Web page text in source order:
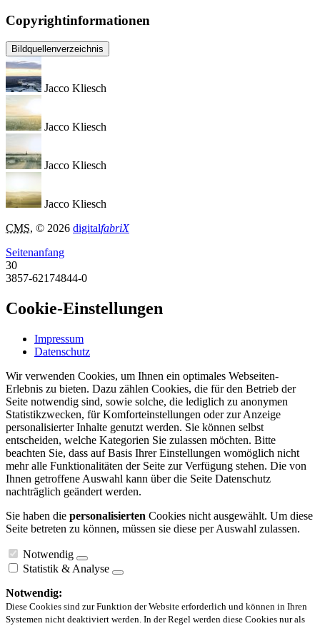
Copyrightinformationen
Bildquellenverzeichnis
Jacco Kliesch
Jacco Kliesch
Jacco Kliesch
Jacco Kliesch
CMS, © 2026 digitalfabriX
Seitenanfang
30
3857-62174844-0
Cookie-Einstellungen
Impressum
Datenschutz
Wir verwenden Cookies, um Ihnen ein optimales Webseiten-
Erlebnis zu bieten. Dazu zählen Cookies, die für den Betrieb der
Seite notwendig sind, sowie solche, die lediglich zu anonymen
Statistikzwecken, für Komforteinstellungen oder zur Anzeige
personalisierter Inhalte genutzt werden. Sie können selbst
entscheiden, welche Kategorien Sie zulassen möchten. Bitte
beachten Sie, dass auf Basis Ihrer Einstellungen womöglich nicht
mehr alle Funktionalitäten der Seite zur Verfügung stehen. Die von
Ihnen getroffene Auswahl kann über die Seite Datenschutz
nachträglich geändert werden.
Sie haben die personalisierten Cookies nicht ausgewählt. Um diese
Seite betreten zu können, müssen sie diese per Auswahl zulassen.
Notwendig
Statistik & Analyse
Notwendig:
Diese Cookies sind zur Funktion der Website erforderlich und können in Ihren
Systemen nicht deaktiviert werden. In der Regel werden diese Cookies nur als